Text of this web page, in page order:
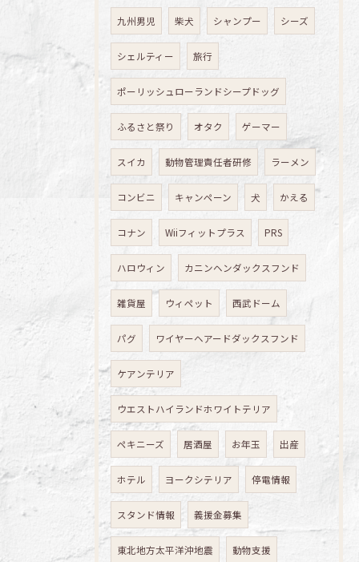
九州男児 柴犬 シャンプー シーズ
シェルティー 旅行
ポーリッシュローランドシープドッグ
ふるさと祭り オタク ゲーマー
スイカ 動物管理責任者研修 ラーメン
コンビニ キャンペーン 犬 かえる
コナン Wiiフィットプラス PRS
ハロウィン カニンヘンダックスフンド
雑貨屋 ウィペット 西武ドーム
パグ ワイヤーヘアードダックスフンド
ケアンテリア
ウエストハイランドホワイトテリア
ペキニーズ 居酒屋 お年玉 出産
ホテル ヨークシテリア 停電情報
スタンド情報 義援金募集
東北地方太平洋沖地震 動物支援